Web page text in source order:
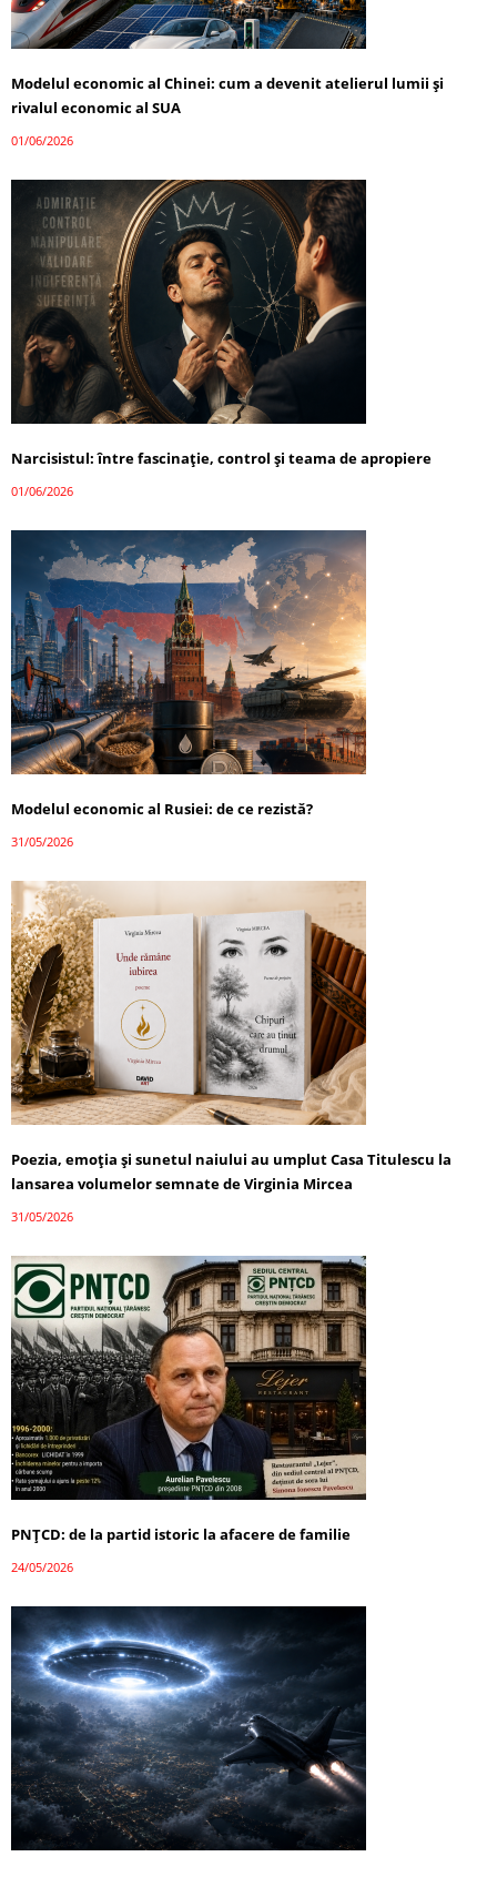
Modelul economic al Chinei: cum a devenit atelierul lumii și
rivalul economic al SUA
01/06/2026
Narcisistul: între fascinație, control și teama de apropiere
01/06/2026
Modelul economic al Rusiei: de ce rezistă?
31/05/2026
Poezia, emoția și sunetul naiului au umplut Casa Titulescu la
lansarea volumelor semnate de Virginia Mircea
31/05/2026
PNȚCD: de la partid istoric la afacere de familie
24/05/2026